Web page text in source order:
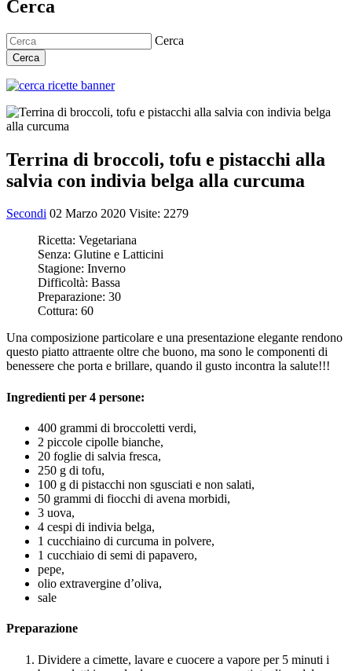
Cerca
Cerca
Cerca
Terrina di broccoli, tofu e pistacchi alla
salvia con indivia belga alla curcuma
Secondi 02 Marzo 2020 Visite: 2279
Ricetta: Vegetariana
Senza: Glutine e Latticini
Stagione: Inverno
Difficoltà: Bassa
Preparazione: 30
Cottura: 60
Una composizione particolare e una presentazione elegante rendono
questo piatto attraente oltre che buono, ma sono le componenti di
benessere che porta e brillare, quando il gusto incontra la salute!!!
Ingredienti per 4 persone:
400 grammi di broccoletti verdi,
2 piccole cipolle bianche,
20 foglie di salvia fresca,
250 g di tofu,
100 g di pistacchi non sgusciati e non salati,
50 grammi di fiocchi di avena morbidi,
3 uova,
4 cespi di indivia belga,
1 cucchiaino di curcuma in polvere,
1 cucchiaio di semi di papavero,
pepe,
olio extravergine d’oliva,
sale
Preparazione
Dividere a cimette, lavare e cuocere a vapore per 5 minuti i